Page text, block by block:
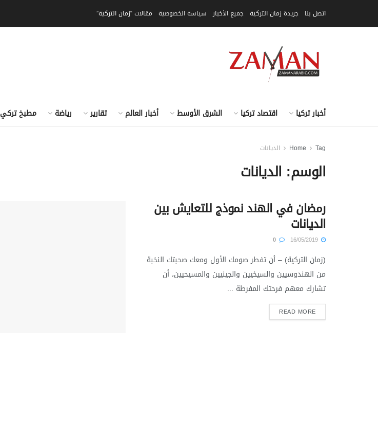
اتصل بنا جريدة زمان التركية جميع الأخبار سياسة الخصوصية مقالات “زمان التركية”
أخبار تركيا اقتصاد تركيا الشرق الأوسط أخبار العالم تقارير رياضة مطبخ تركي
Home Tag الديانات
الوسم: الديانات
رمضان في الهند نموذج للتعايش بين
الديانات
(زمان التركية) – أن تفطر صومك الأول ومعك صحبتك النخبة
من الهندوسيين والسيخيين والجينيين والمسيحيين، أن
تشارك معهم فرحتك المفرطة ...
READ MORE